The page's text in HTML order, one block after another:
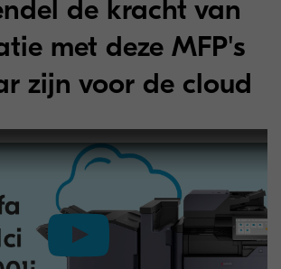
de kracht van
met deze MFP's
zijn voor de cloud